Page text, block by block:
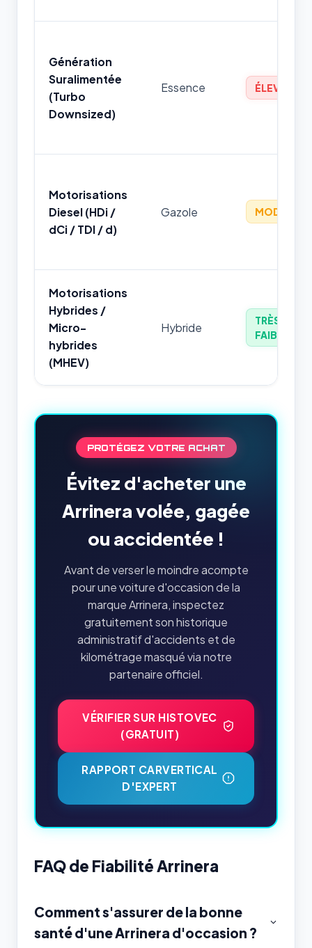
Génération
Suralimentée
(Turbo
Downsized)
Essence ÉLEVÉ
Motorisations
Diesel (HDi /
dCi / TDI / d)
Gazole MODÉRÉ
Motorisations
Hybrides /
Micro-
hybrides
(MHEV)
Hybride
TRÈS
FAIBLE
PROTÉGEZ VOTRE ACHAT
Évitez d'acheter une
Arrinera volée, gagée
ou accidentée !
Avant de verser le moindre acompte
pour une voiture d'occasion de la
marque Arrinera, inspectez
gratuitement son historique
administratif d'accidents et de
kilométrage masqué via notre
partenaire officiel.
VÉRIFIER SUR HISTOVEC
(GRATUIT)
RAPPORT CARVERTICAL
D'EXPERT
FAQ de Fiabilité Arrinera
Comment s'assurer de la bonne
santé d'une Arrinera d'occasion ?